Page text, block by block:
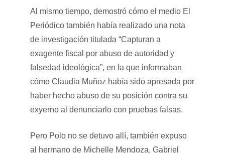
Al mismo tiempo, demostró cómo el medio El
Periódico también había realizado una nota
de investigación titulada “Capturan a
exagente fiscal por abuso de autoridad y
falsedad ideológica”, en la que informaban
cómo Claudia Muñoz había sido apresada por
haber hecho abuso de su posición contra su
exyerno al denunciarlo con pruebas falsas.
Pero Polo no se detuvo allí, también expuso
al hermano de Michelle Mendoza, Gabriel